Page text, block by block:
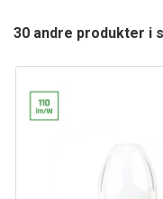
30 andre produkter i